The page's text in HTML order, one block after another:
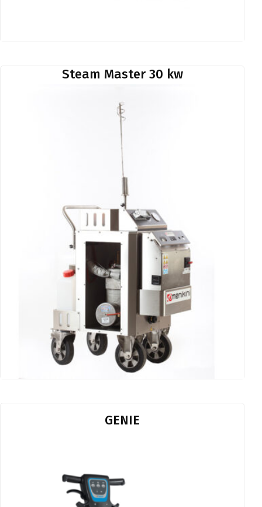
Steam Master 30 kw
GENIE